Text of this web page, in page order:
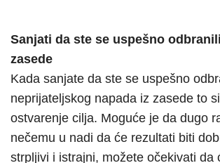
Sanjati da ste se uspešno
zasede
Kada sanjate da ste se uspešno
neprijateljskog napada iz zasede to
ostvarenje cilja. Moguće je da dugo
nečemu u nadi da će rezultati biti
strpljivi i istrajni, možete očekivati da